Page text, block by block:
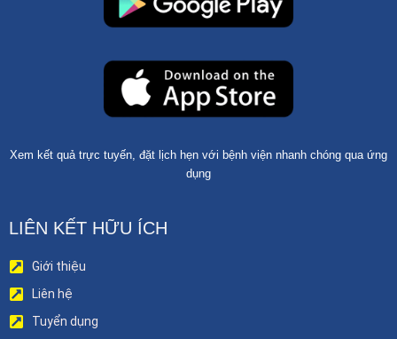
Xem kết quả trực tuyến, đặt lịch hẹn với bệnh viện nhanh chóng qua ứng
dụng
LIÊN KẾT HỮU ÍCH
Giới thiệu
Liên hệ
Tuyển dụng